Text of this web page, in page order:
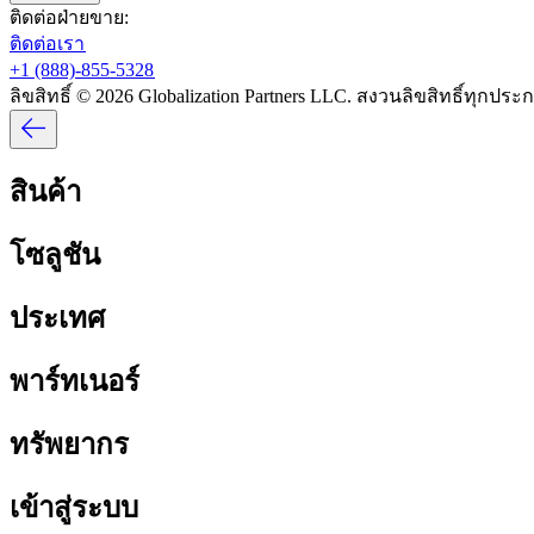
ติดต่อฝ่ายขาย:​​
ติดต่อเรา​​
+1 (888)-855-5328​​
ลิขสิทธิ์ © 2026 Globalization Partners LLC. สงวนลิขสิทธิ์ทุกประ
สินค้า​​
โซลูชัน​​
ประเทศ​​
พาร์ทเนอร์​​
ทรัพยากร​​
เข้าสู่ระบบ​​